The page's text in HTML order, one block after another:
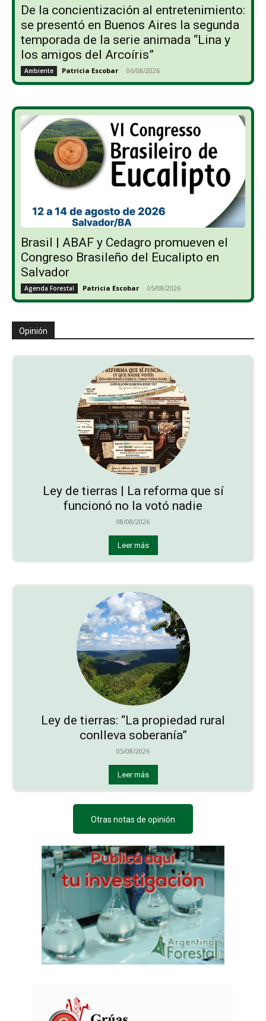
De la concientización al entretenimiento:
se presentó en Buenos Aires la segunda
temporada de la serie animada “Lina y
los amigos del Arcoíris”
Ambiente Patricia Escobar - 06/08/2026
Brasil | ABAF y Cedagro promueven el
Congreso Brasileño del Eucalipto en
Salvador
Agenda Forestal Patricia Escobar - 05/08/2026
Opinión
Ley de tierras | La reforma que sí
funcionó no la votó nadie
08/08/2026
Leer más
Ley de tierras: “La propiedad rural
conlleva soberanía”
05/08/2026
Leer más
Otras notas de opinión